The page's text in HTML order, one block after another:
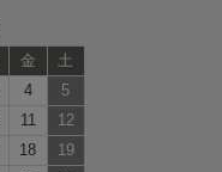
金
土
4
5
11
12
18
19